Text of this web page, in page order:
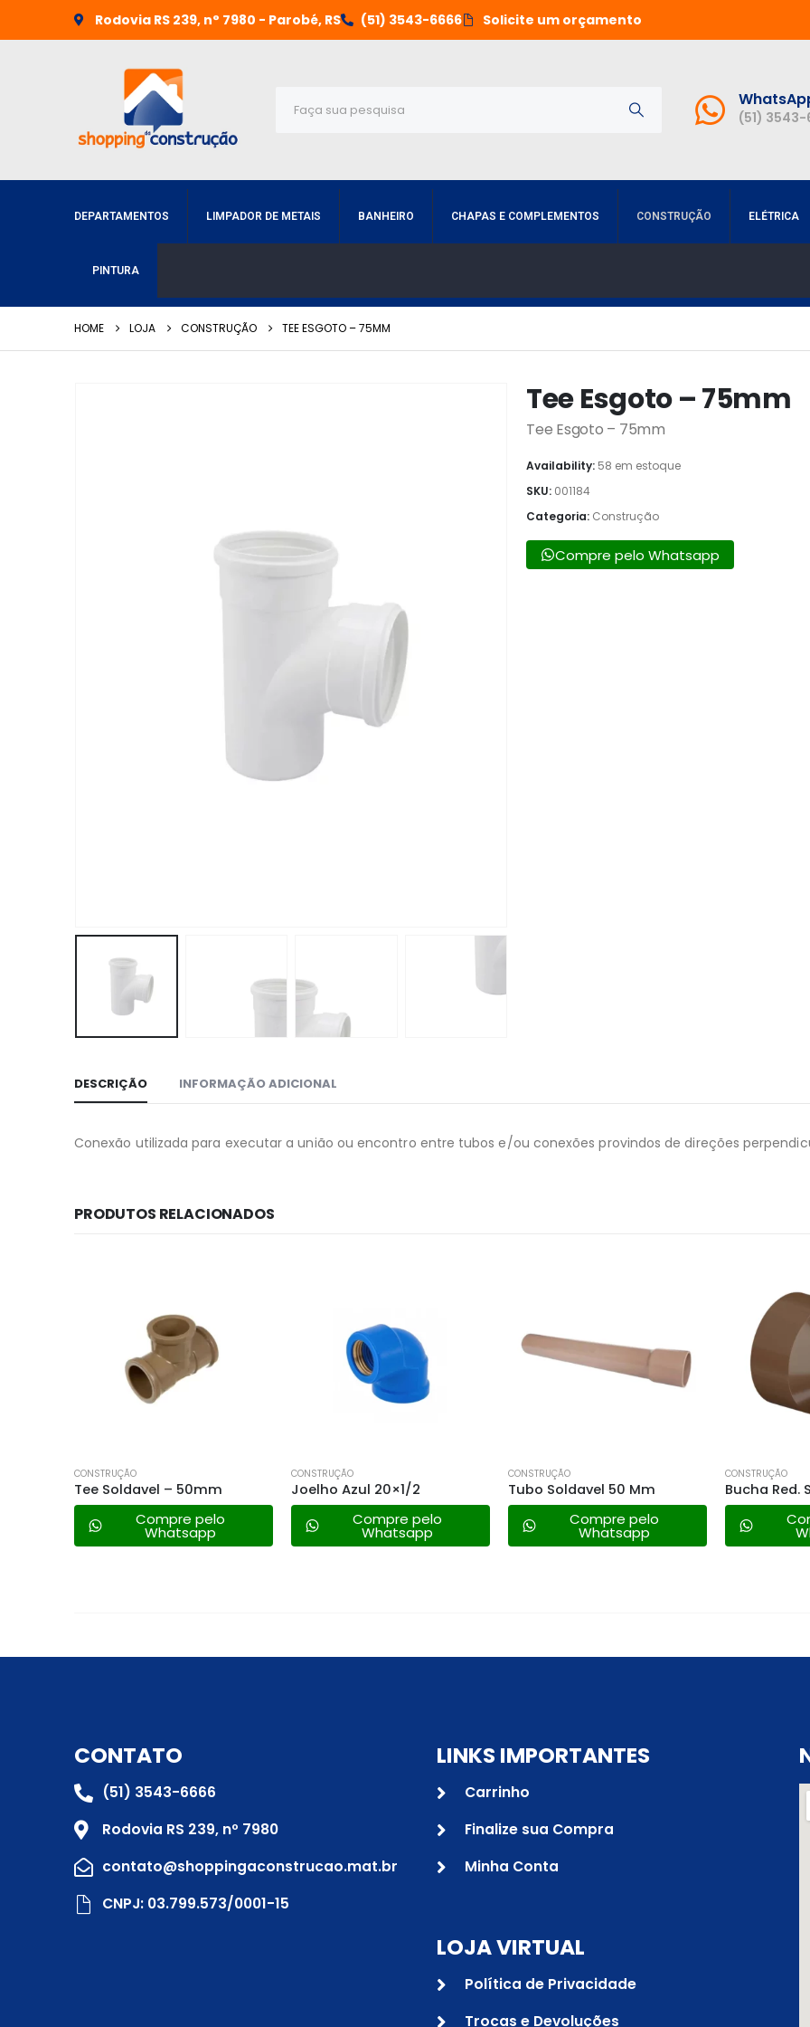
Rodovia RS 239, n° 7980 - Parobé, RS (51) 3543-6666 Solicite um orçamento
(51) 3543-
DEPARTAMENTOS LIMPADOR DE METAIS BANHEIRO CHAPAS E COMPLEMENTOS CONSTRUÇÃO ELÉTRICA
PINTURA
HOME LOJA CONSTRUÇÃO TEE ESGOTO – 75MM
Tee Esgoto – 75mm
Tee Esgoto – 75mm
Availability: 58 em estoque
SKU: 001184
Categoria: Construção
Compre pelo Whatsapp
DESCRIÇÃO INFORMAÇÃO ADICIONAL
Conexão utilizada para executar a união ou encontro entre tubos e/ou conexões provindos de direções
PRODUTOS RELACIONADOS
CONSTRUÇÃO
Tee Soldavel – 50mm
Compre pelo
Whatsapp
CONSTRUÇÃO
Joelho Azul 20×1/2
Compre pelo
Whatsapp
CONSTRUÇÃO
Tubo Soldavel 50 Mm
Compre pelo
Whatsapp
CONSTRUÇÃO
CONTATO
(51) 3543-6666
Rodovia RS 239, nº 7980
contato@shoppingaconstrucao.mat.br
CNPJ: 03.799.573/0001-15
LINKS IMPORTANTES
Carrinho
Finalize sua Compra
Minha Conta
LOJA VIRTUAL
Política de Privacidade
Trocas e Devoluções